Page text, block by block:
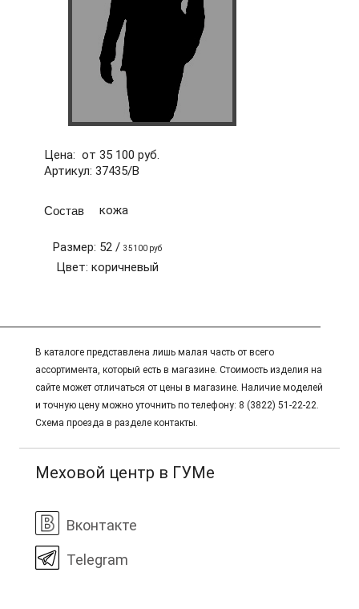
Цена: от 35 100 руб.
Артикул: 37435/В
Состав кожа
Размер: 52 / 35100 руб
Цвет: коричневый
В каталоге представлена лишь малая часть от всего
ассортимента, который есть в магазине. Стоимость изделия на
сайте может отличаться от цены в магазине. Наличие моделей
и точную цену можно уточнить по телефону: 8 (3822) 51-22-22.
Схема проезда в разделе контакты.
Меховой центр в ГУМе
Вконтакте
Telegram